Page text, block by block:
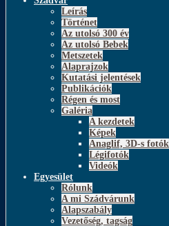
Leírás
Történet
Az utolsó 300 év
Az utolsó Bebek
Metszetek
Alaprajzok
Kutatási jelentések
Publikációk
Régen és most
Galéria
A kezdetek
Képek
Anaglif, 3D-s fotók
Légifotók
Videók
Egyesület
Rólunk
A mi Szádvárunk
Alapszabály
Vezetőség, tagság